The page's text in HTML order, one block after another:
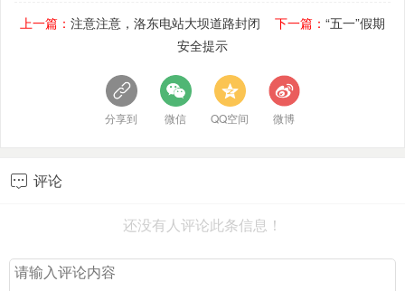
上一篇： 注意注意，洛东电站大坝道路封闭 下一篇： “五一”假期
安全提示
分享到 微信 QQ空间 微博
 评论
还没有人评论此条信息！